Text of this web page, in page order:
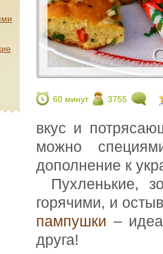
60 минут 3755
вкус и
можно
дополнение к
Пухленькие,
горячими, и
пампушки –
друга!